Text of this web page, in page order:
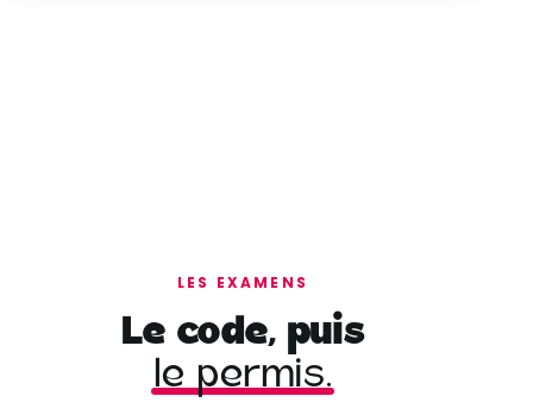
LES EXAMENS
Le code, puis
le permis.